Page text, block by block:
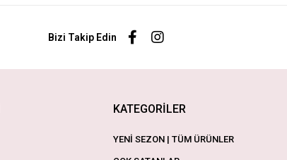
Bizi Takip Edin
KATEGORİLER
YENİ SEZON | TÜM ÜRÜNLER